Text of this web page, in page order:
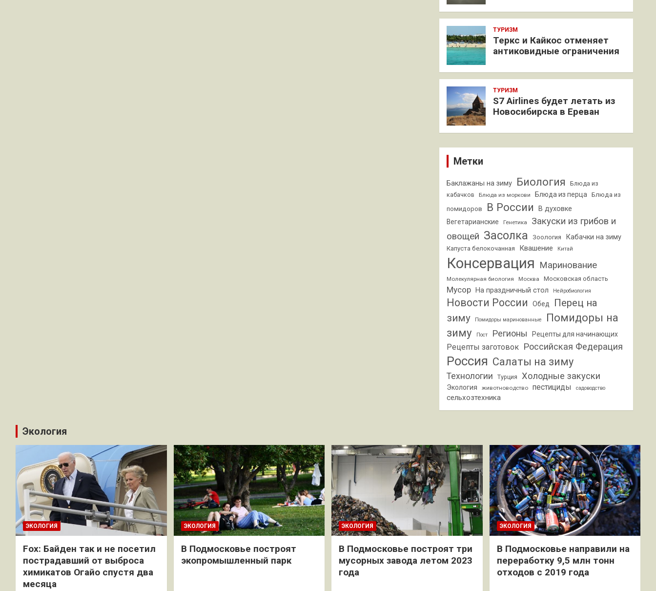
ТУРИЗМ
Теркс и Кайкос отменяет
антиковидные ограничения
ТУРИЗМ
S7 Airlines будет летать из
Новосибирска в Ереван
Метки
Баклажаны на зиму Биология
Блюда из
кабачков
Блюда из моркови Блюда из перца
Блюда из
помидоров
В России В духовке
Вегетарианские Генетика
Закуски из грибов и
овощей Засолка Зоология Кабачки на зиму
Капуста белокочанная Квашение Китай
Консервация Маринование
Молекулярная биология Москва Московская область
Мусор На праздничный стол Нейробиология
Новости России Обед
Перец на
зиму
Помидоры маринованные
Помидоры на
зиму
Пост Регионы Рецепты для начинающих
Рецепты заготовок Российская Федерация
Россия Салаты на зиму
Технологии Турция Холодные закуски
Экология животноводство пестициды садоводство
сельхозтехника
Экология
ЭКОЛОГИЯ
Fox: Байден так и не посетил
пострадавший от выброса
химикатов Огайо спустя два
месяца
ЭКОЛОГИЯ
В Подмосковье построят
экопромышленный парк
ЭКОЛОГИЯ
В Подмосковье построят три
мусорных завода летом 2023
года
ЭКОЛОГИЯ
В Подмосковье направили на
переработку 9,5 млн тонн
отходов с 2019 года